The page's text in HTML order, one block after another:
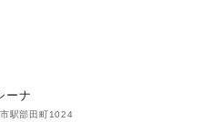
ーナ
駅部田町1024